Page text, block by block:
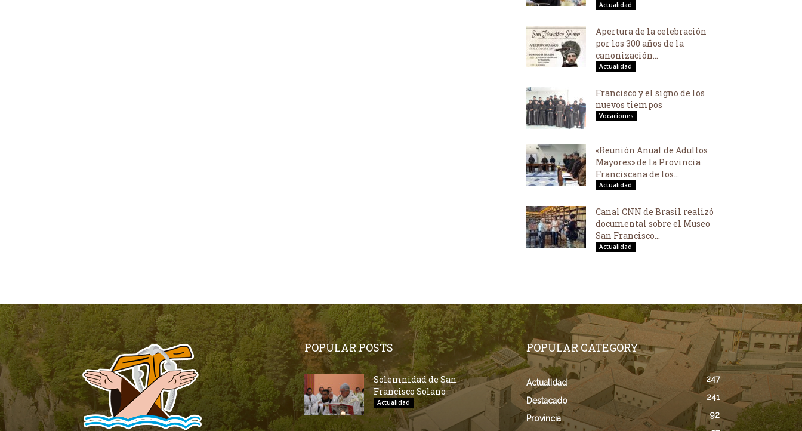
Actualidad
Apertura de la celebración
por los 300 años de la
canonización...
Actualidad
Francisco y el signo de los
nuevos tiempos
Vocaciones
«Reunión Anual de Adultos
Mayores» de la Provincia
Franciscana de los...
Actualidad
Canal CNN de Brasil realizó
documental sobre el Museo
San Francisco...
Actualidad
POPULAR POSTS
Solemnidad de San
Francisco Solano
Actualidad
POPULAR CATEGORY
Actualidad 247
Destacado 241
Provincia
92